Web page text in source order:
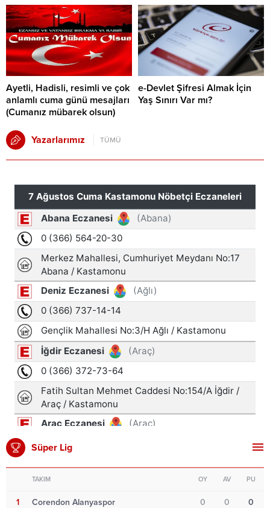
Ayetli, Hadisli, resimli ve çok
anlamlı cuma günü mesajları
(Cumanız mübarek olsun)
e-Devlet Şifresi Almak İçin
Yaş Sınırı Var mı?
Yazarlarımız TÜMÜ
Süper Lig
TAKIM OY AV PU
1 Corendon Alanyaspor 0 0 0